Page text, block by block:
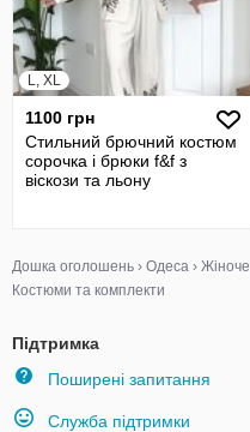
L, XL
1100 грн
Стильний брючний костюм
сорочка і брюки f&f з
віскози та льону
Дошка оголошень › Одеса › Жіноче
Костюми та комплекти
Підтримка
Поширені запитання
Служба підтримки